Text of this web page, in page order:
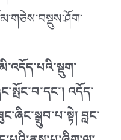
འདོད་
བླང་